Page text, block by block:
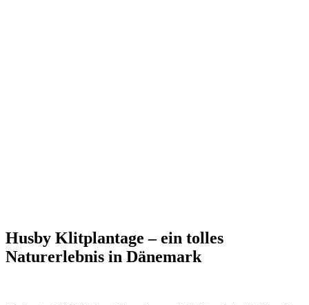
Husby Klitplantage – ein tolles
Naturerlebnis in Dänemark